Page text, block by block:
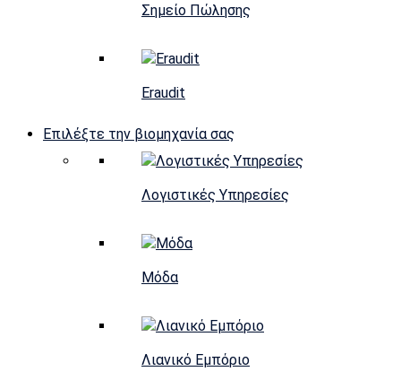
Σημείο Πώλησης
Eraudit
Επιλέξτε την βιομηχανία σας
Λογιστικές Υπηρεσίες
Μόδα
Λιανικό Εμπόριο